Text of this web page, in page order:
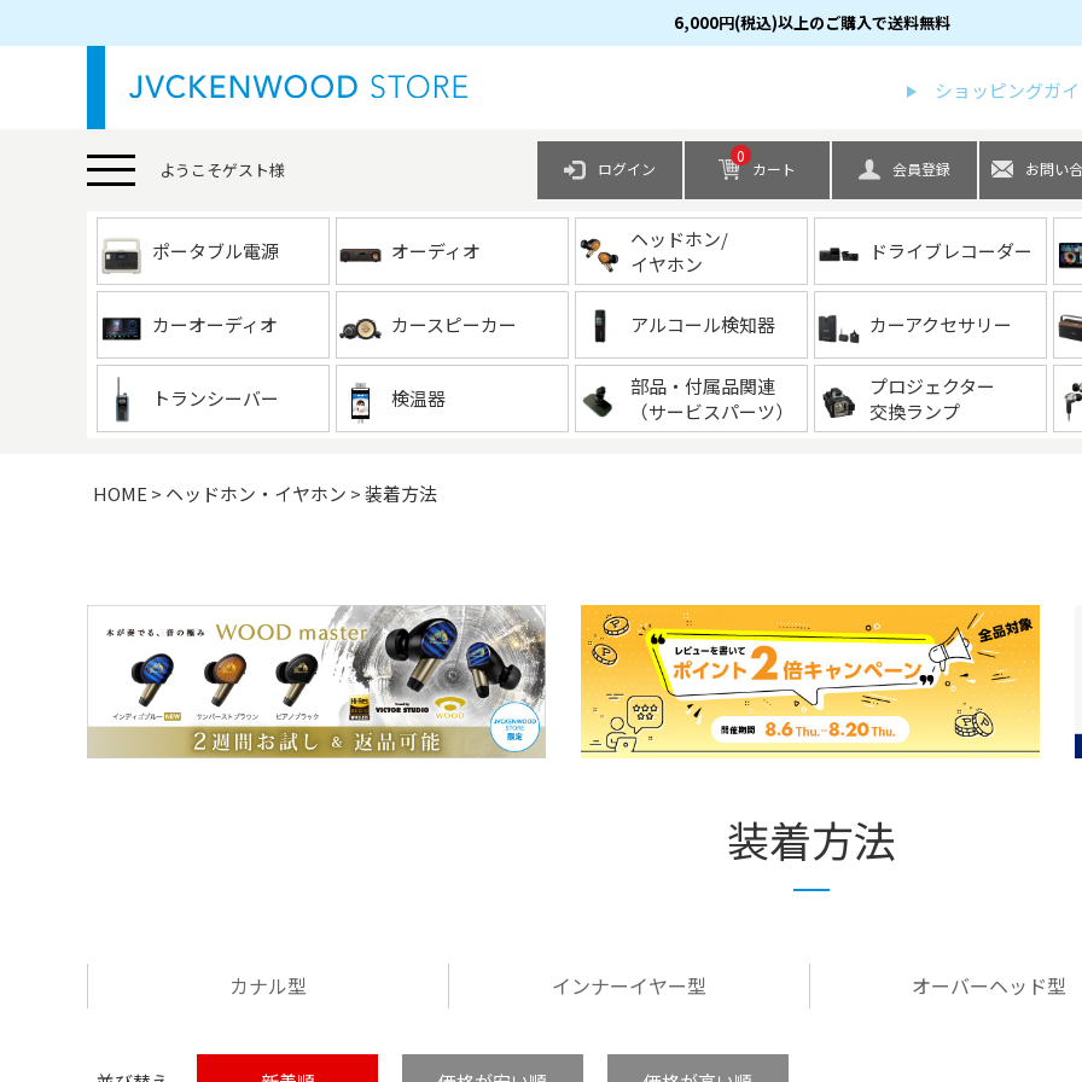
6,000円(税込)以上のご購入で送料無料
ショッピングガ
検索
ようこそゲスト様 ログイン
0
カート 会員登録 お問い
ポータブル電源 オーディオ
ヘッドホン/
イヤホン
ドライブレコーダー
カーオーディオ カースピーカー アルコール検知器 カーアクセサリー
トランシーバー 検温器
部品・付属品関連
（サービスパーツ）
プロジェクター
交換ランプ
HOME ヘッドホン・イヤホン 装着方法
装着方法
カナル型 インナーイヤー型 オーバーヘッド型